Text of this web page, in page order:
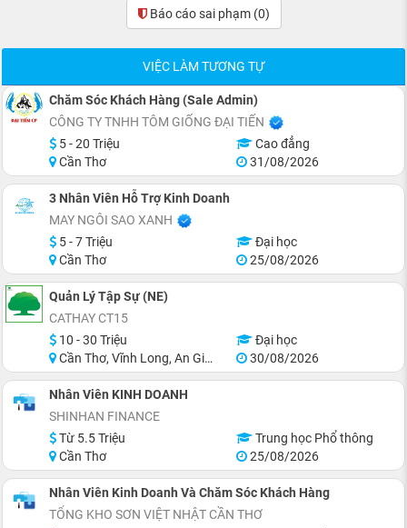
Báo cáo sai phạm (0)
VIỆC LÀM TƯƠNG TỰ
Chăm Sóc Khách Hàng (Sale Admin)
CÔNG TY TNHH TÔM GIỐNG ĐẠI TIẾN
5 - 20 Triệu
Cao đẳng
Cần Thơ
31/08/2026
3 Nhân Viên Hỗ Trợ Kinh Doanh
MAY NGÔI SAO XANH
5 - 7 Triệu
Đại học
Cần Thơ
25/08/2026
Quản Lý Tập Sự (NE)
CATHAY CT15
10 - 30 Triệu
Đại học
Cần Thơ, Vĩnh Long, An Giang, Hậu Giang, Hồ Chí Minh
30/08/2026
Nhân Viên KINH DOANH
SHINHAN FINANCE
Từ 5.5 Triệu
Trung học Phổ thông
Cần Thơ
25/08/2026
Nhân Viên Kinh Doanh Và Chăm Sóc Khách Hàng
TỔNG KHO SƠN VIỆT NHẬT CẦN THƠ